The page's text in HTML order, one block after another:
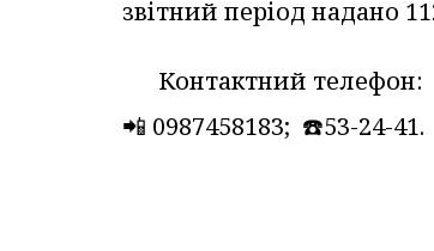
звітний період надано
Контактний телефон:
📲 0987458183; ☎️53-24-41.